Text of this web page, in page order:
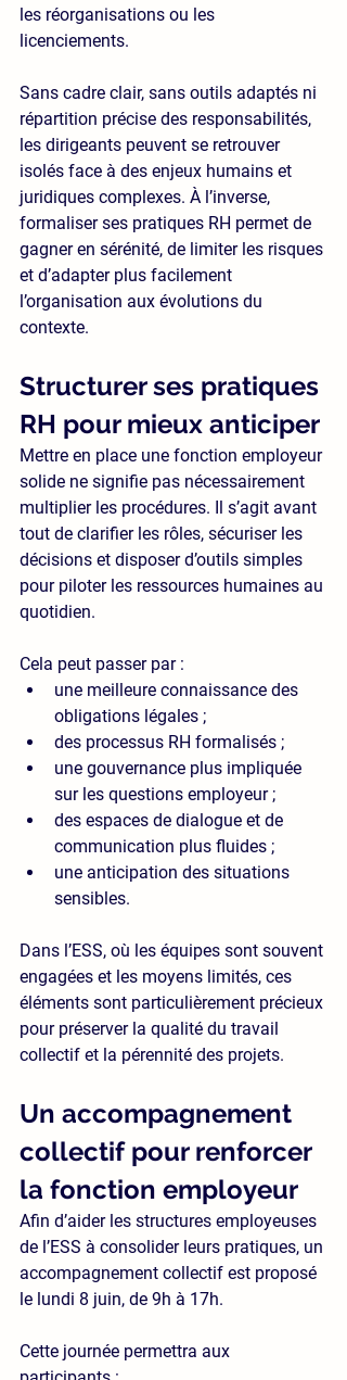
les réorganisations ou les
licenciements.
Sans cadre clair, sans outils adaptés ni
répartition précise des responsabilités,
les dirigeants peuvent se retrouver
isolés face à des enjeux humains et
juridiques complexes. À l’inverse,
formaliser ses pratiques RH permet de
gagner en sérénité, de limiter les risques
et d’adapter plus facilement
l’organisation aux évolutions du
contexte.
Structurer ses pratiques
RH pour mieux anticiper
Mettre en place une fonction employeur
solide ne signifie pas nécessairement
multiplier les procédures. Il s’agit avant
tout de clarifier les rôles, sécuriser les
décisions et disposer d’outils simples
pour piloter les ressources humaines au
quotidien.
Cela peut passer par :
une meilleure connaissance des
obligations légales ;
des processus RH formalisés ;
une gouvernance plus impliquée
sur les questions employeur ;
des espaces de dialogue et de
communication plus fluides ;
une anticipation des situations
sensibles.
Dans l’ESS, où les équipes sont souvent
engagées et les moyens limités, ces
éléments sont particulièrement précieux
pour préserver la qualité du travail
collectif et la pérennité des projets.
Un accompagnement
collectif pour renforcer
la fonction employeur
Afin d’aider les structures employeuses
de l’ESS à consolider leurs pratiques, un
accompagnement collectif est proposé
le lundi 8 juin, de 9h à 17h.
Cette journée permettra aux